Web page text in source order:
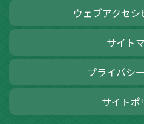
ウェブアクセ
サイト
プライバシ
サイトポ